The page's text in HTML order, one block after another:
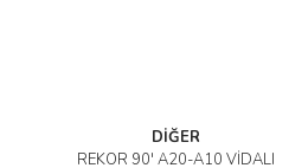
DİĞER
REKOR 90' A20-A10 VİDALI